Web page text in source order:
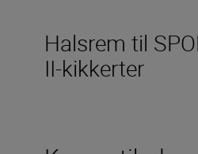
Halsrem til
II-kikkerter